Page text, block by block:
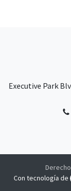
Executive Park
Con tecnología de